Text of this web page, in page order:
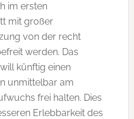
im ersten
mit großer
von der recht
werden. Das
künftig einen
unmittelbar am
frei halten. Dies
Erlebbarkeit des